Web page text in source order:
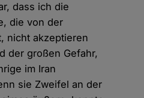
dass ich die
die von der
nicht akzeptieren
der großen Gefahr,
im Iran
sie Zweifel an der